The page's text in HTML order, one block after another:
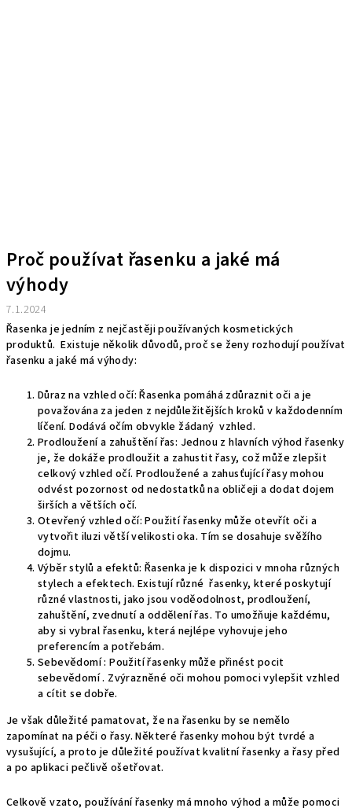
Proč používat řasenku a jaké má
výhody
7.1.2024
Řasenka je jedním z nejčastěji používaných kosmetických
produktů. Existuje několik důvodů, proč se ženy rozhodují používat
řasenku a jaké má výhody:
Důraz na vzhled očí: Řasenka pomáhá zdůraznit oči a je
považována za jeden z nejdůležitějších kroků v každodenním
líčení. Dodává očím obvykle žádaný vzhled.
Prodloužení a zahuštění řas: Jednou z hlavních výhod řasenky
je, že dokáže prodloužit a zahustit řasy, což může zlepšit
celkový vzhled očí. Prodloužené a zahusťující řasy mohou
odvést pozornost od nedostatků na obličeji a dodat dojem
širších a větších očí.
Otevřený vzhled očí: Použití řasenky může otevřít oči a
vytvořit iluzi větší velikosti oka. Tím se dosahuje svěžího
dojmu.
Výběr stylů a efektů: Řasenka je k dispozici v mnoha různých
stylech a efektech. Existují různé řasenky, které poskytují
různé vlastnosti, jako jsou voděodolnost, prodloužení,
zahuštění, zvednutí a oddělení řas. To umožňuje každému,
aby si vybral řasenku, která nejlépe vyhovuje jeho
preferencím a potřebám.
Sebevědomí : Použití řasenky může přinést pocit
sebevědomí . Zvýrazněné oči mohou pomoci vylepšit vzhled
a cítit se dobře.
Je však důležité pamatovat, že na řasenku by se nemělo
zapomínat na péči o řasy. Některé řasenky mohou být tvrdé a
vysušující, a proto je důležité používat kvalitní řasenky a řasy před
a po aplikaci pečlivě ošetřovat.
Celkově vzato, používání řasenky má mnoho výhod a může pomoci